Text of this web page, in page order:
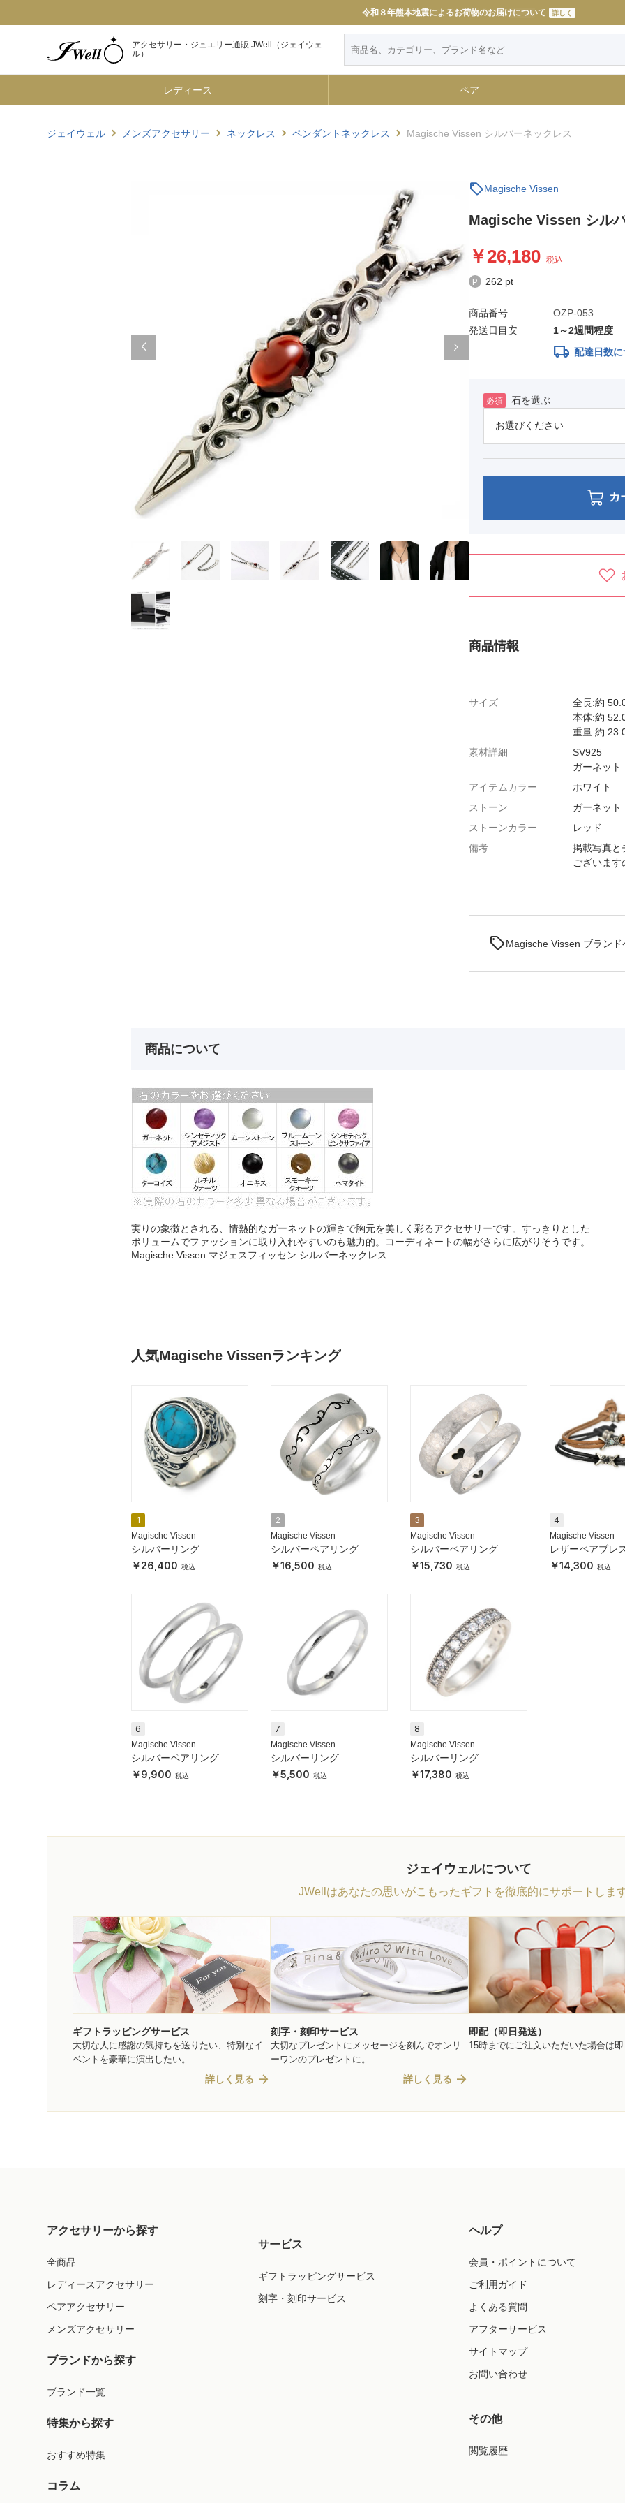
令和８年熊本地震によるお荷物のお届けについて 詳しく
アクセサリー・ジュエリー通販 JWell（ジェイウェ
ル）
レディース ペア
ジェイウェル メンズアクセサリー ネックレス ペンダントネックレス Magische Vissen シルバーネックレス
sellMagische Vissen
Magische Vissen シル
26,180 税込
262 pt
商品番号
OZP-053
発送日目安
1～2週間程度
local_shipping 配達日数に
必須 石を選ぶ
カ
商品情報
サイズ
全長:約
本体:約
重量:約
素材詳細
SV925
ガーネット
アイテムカラー
ホワイト
ストーン
ガーネット
ストーンカラー
レッド
備考
掲載写真と
ございます
sellMagische Vissen ブランド
商品について
実りの象徴とされる、情熱的なガーネットの輝きで胸元を美しく彩るアクセサリーです。すっきりとした
ボリュームでファッションに取り入れやすいのも魅力的。コーディネートの幅がさらに広がりそうです。
Magische Vissen マジェスフィッセン シルバーネックレス
人気Magische Vissenランキング
1
Magische Vissen
シルバーリング
26,400
2
Magische Vissen
シルバーペアリング
16,500
3
Magische Vissen
シルバーペアリング
15,730
4
Magische Vissen
レザーペアブレ
14,300
6
Magische Vissen
シルバーペアリング
9,900
7
Magische Vissen
シルバーリング
5,500
8
Magische Vissen
シルバーリング
17,380
ジェイウェルについて
JWellはあなたの思いがこもったギフトを徹底的にサポートします
ギフトラッピングサービス
大切な人に感謝の気持ちを送りたい、特別なイ
ベントを豪華に演出したい。
詳しく見る arrow_forward
刻字・刻印サービス
大切なプレゼントにメッセージを刻んでオンリ
ーワンのプレゼントに。
詳しく見る arrow_forward
即配（即日発送）
15時までにご注文いただいた場合は即
アクセサリーから探す
全商品
レディースアクセサリー
ペアアクセサリー
メンズアクセサリー
ブランドから探す
ブランド一覧
特集から探す
おすすめ特集
コラム
サービス
ギフトラッピングサービス
刻字・刻印サービス
ヘルプ
会員・ポイントについて
ご利用ガイド
よくある質問
アフターサービス
サイトマップ
お問い合わせ
その他
閲覧履歴